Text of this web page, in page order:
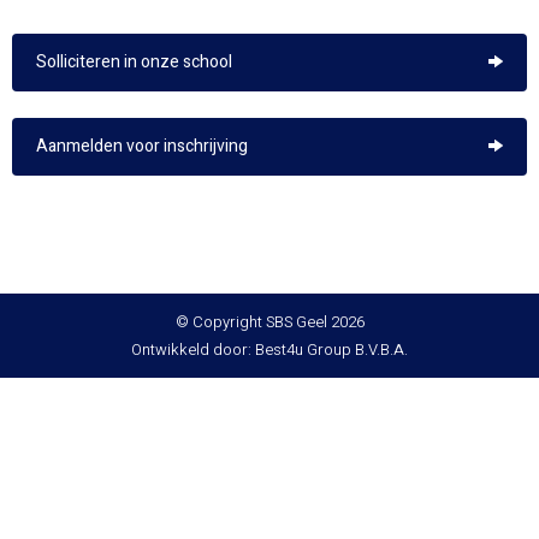
Solliciteren in onze school
Aanmelden voor inschrijving
© Copyright SBS Geel 2026
Ontwikkeld door: Best4u Group B.V.B.A.